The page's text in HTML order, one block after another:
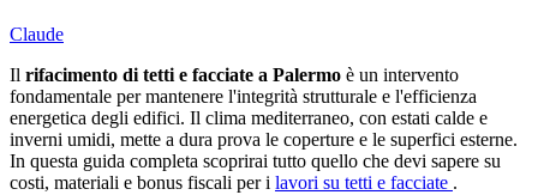
Claude
Il rifacimento di tetti e facciate a Palermo è un intervento
fondamentale per mantenere l'integrità strutturale e l'efficienza
energetica degli edifici. Il clima mediterraneo, con estati calde e
inverni umidi, mette a dura prova le coperture e le superfici esterne.
In questa guida completa scoprirai tutto quello che devi sapere su
costi, materiali e bonus fiscali per i lavori su tetti e facciate .